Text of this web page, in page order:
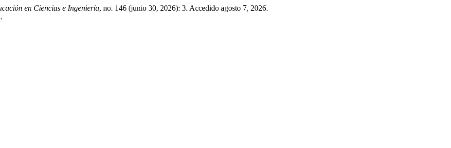
en Ciencias e Ingeniería, no. 146 (junio 30, 2026): 3. Accedido agosto 7, 2026.